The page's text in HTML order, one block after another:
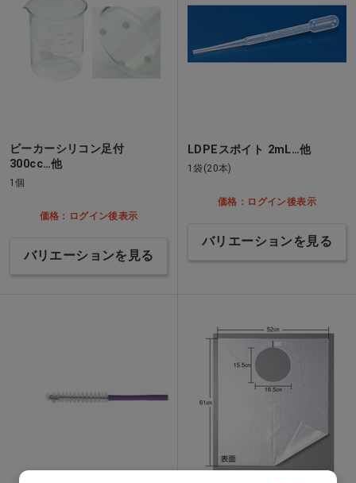
ビーカーシリコン足付
300cc…他
1個
価格：ログイン後表示
バリエーションを見る
LDPEスポイト 2mL…他
1袋(20本)
価格：ログイン後表示
バリエーションを見る